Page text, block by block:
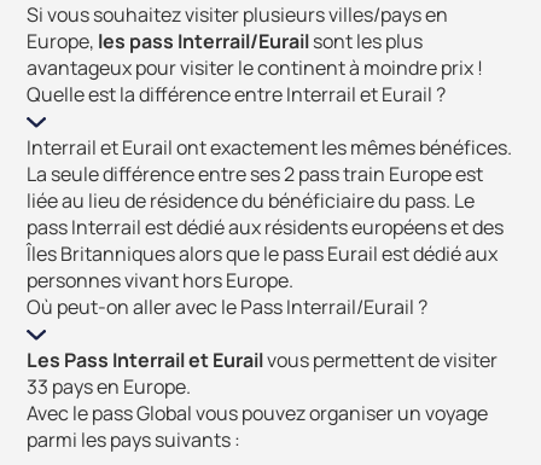
Si vous souhaitez visiter plusieurs villes/pays en
Europe, les pass Interrail/Eurailsont les plus
avantageux pour visiter le continent à moindre prix !
Quelle est la différence entre Interrail et Eurail ?
Interrail et Eurail ont exactement les mêmes bénéfices.
La seule différence entre ses 2 pass train Europe est
liée au lieu de résidence du bénéficiaire du pass. Le
pass Interrail est dédié aux résidents européens et des
Îles Britanniques alors que le pass Eurail est dédié aux
personnes vivant hors Europe.
Où peut-on aller avec le Pass Interrail/Eurail ?
Les Pass Interrail et Eurailvous permettent de visiter
33 pays en Europe.
Avec le pass Global vous pouvez organiser un voyage
parmi les pays suivants :